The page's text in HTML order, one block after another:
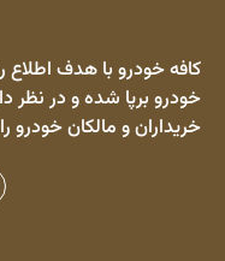
کافه خودرو با هدف اطلاع
خودرو برپا شده و در نظر
خریداران و مالکان خودرو را